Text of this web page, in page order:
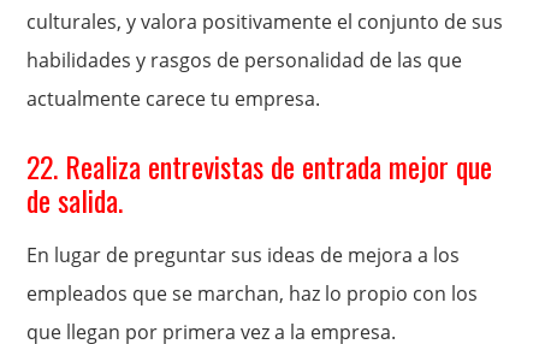
culturales, y valora positivamente el conjunto de sus
habilidades y rasgos de personalidad de las que
actualmente carece tu empresa.
22. Realiza entrevistas de entrada mejor que
de salida.
En lugar de preguntar sus ideas de mejora a los
empleados que se marchan, haz lo propio con los
que llegan por primera vez a la empresa.